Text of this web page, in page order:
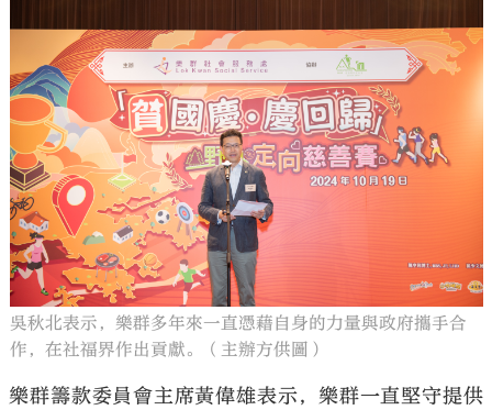
吳秋北表示，樂群多年來一直憑藉自身的力量與政府攜手合
作，在社福界作出貢獻。（主辦方供圖）
樂群籌款委員會主席黃偉雄表示，樂群一直堅守提供